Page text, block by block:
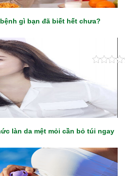
gì bạn đã biết hết chưa?
làn da mệt mỏi cần bỏ túi ngay